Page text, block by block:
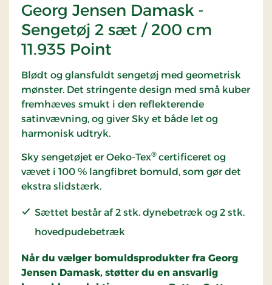
Georg Jensen Damask -
Sengetøj 2 sæt / 200 cm
11.935 Point
Blødt og glansfuldt sengetøj med geometrisk
mønster. Det stringente design med små kuber
fremhæves smukt i den reflekterende
satinvævning, og giver Sky et både let og
harmonisk udtryk.
Sky sengetøjet er Oeko-Tex® certificeret og
vævet i 100 % langfibret bomuld, som gør det
ekstra slidstærk.
Sættet består af 2 stk. dynebetræk og 2 stk.
hovedpudebetræk
Når du vælger bomuldsprodukter fra Georg
Jensen Damask, støtter du en ansvarlig